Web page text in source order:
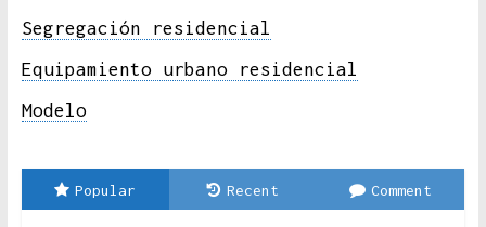
Segregación residencial
Equipamiento urbano residencial
Modelo
Popular Recent Comment